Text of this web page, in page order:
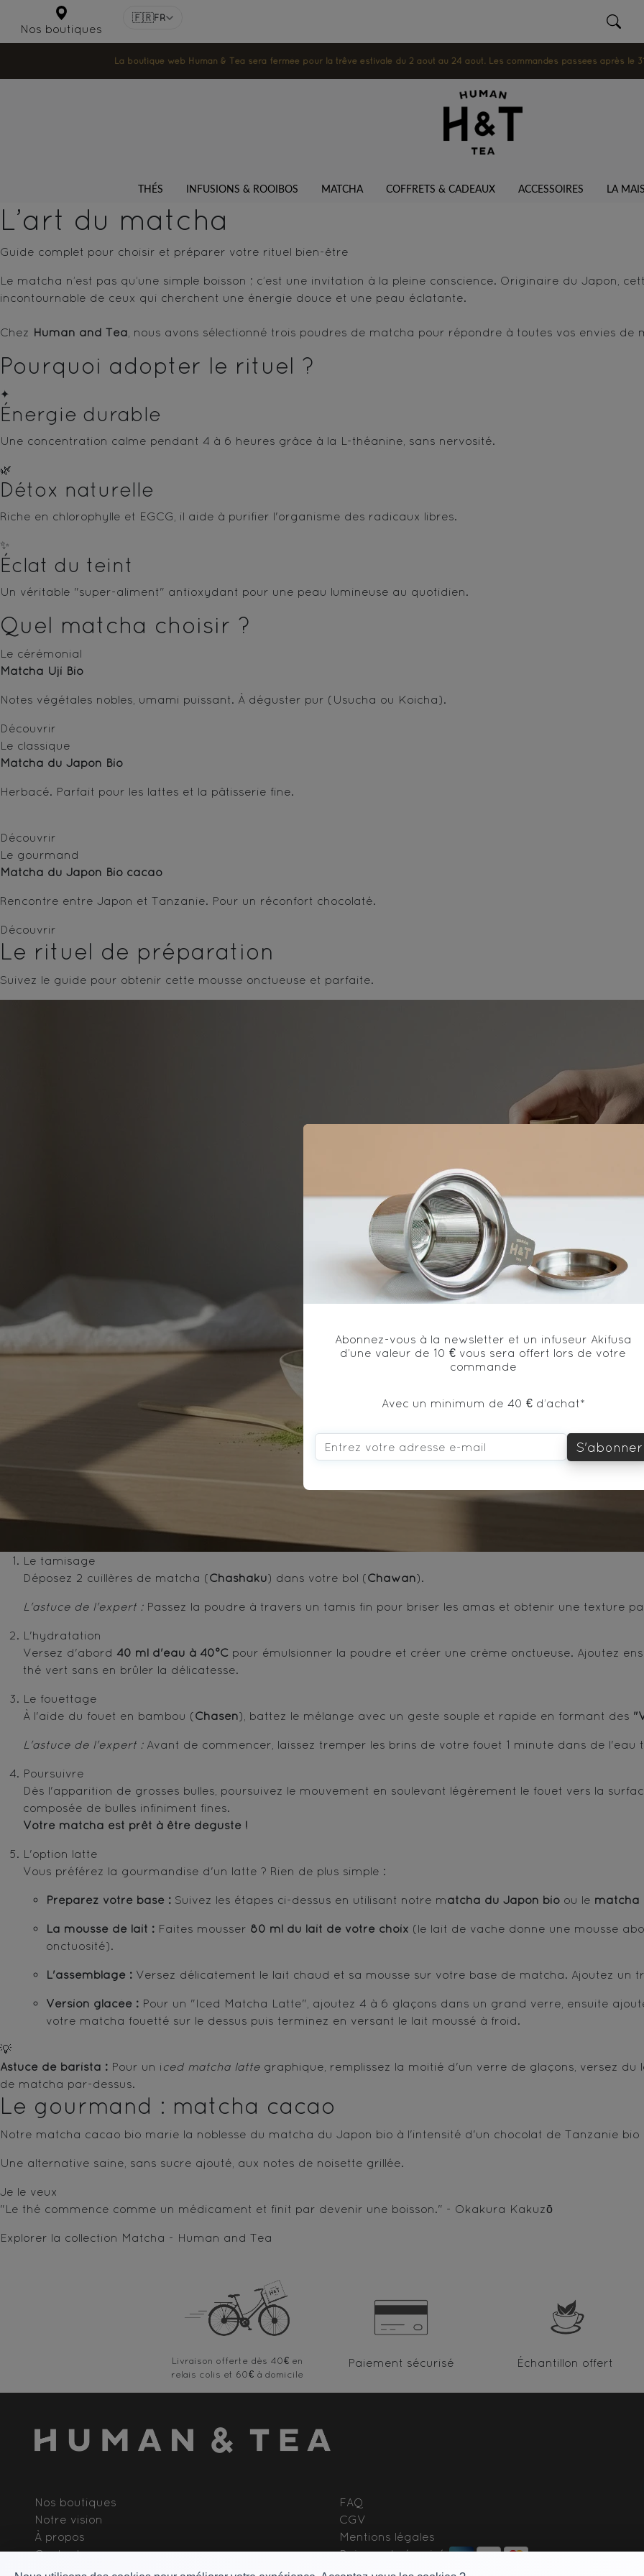
Nos boutiques
🇫🇷FR
La boutique web Human & Tea sera fermée pour la trêve estivale du 2 août au 24 août. Les commandes passées après le
THÉS INFUSIONS & ROOIBOS MATCHA COFFRETS & CADEAUX ACCESSOIRES LA
L’art du matcha
Guide complet pour choisir et préparer votre rituel bien-être
Le matcha n’est pas qu’une simple boisson ; c’est une invitation à la pleine conscience. Originaire du Japon,
incontournable de ceux qui cherchent une énergie douce et une peau éclatante.
Chez Human and Tea , nous avons sélectionné trois poudres de matcha pour répondre à toutes vos envies de
Pourquoi adopter le rituel ?
✦
Énergie durable
Une concentration calme pendant 4 à 6 heures grâce à la L-théanine, sans nervosité.
🌿
Détox naturelle
Riche en chlorophylle et EGCG, il aide à purifier l'organisme des radicaux libres.
✨
Éclat du teint
Un véritable "super-aliment" antioxydant pour une peau lumineuse au quotidien.
Quel matcha choisir ?
Le cérémonial
Matcha Uji Bio
Notes végétales nobles, umami puissant. À déguster pur (Usucha ou Koicha).
Découvrir
Le classique
Matcha du Japon Bio
Herbacé. Parfait pour les lattes et la pâtisserie fine.
Découvrir
Le gourmand
Matcha du Japon Bio cacao
Rencontre entre Japon et Tanzanie. Pour un réconfort chocolaté.
Découvrir
Le rituel de préparation
Suivez le guide pour obtenir cette mousse onctueuse et parfaite.
Le tamisage
Déposez 2 cuillères de matcha (Chashaku) dans votre bol (Chawan).
L'astuce de l'expert :Passez la poudre à travers un tamis fin pour briser les amas et obtenir une texture
L'hydratation
Versez d'abord 40 ml d'eau à 40°C pour émulsionner la poudre et créer une crème onctueuse. Ajoutez
thé vert sans en brûler la délicatesse.
Le fouettage
À l'aide du fouet en bambou (Chasen), battez le mélange avec un geste souple et rapide en formant des
L'astuce de l'expert :Avant de commencer, laissez tremper les brins de votre fouet 1 minute dans de l'eau
Poursuivre
Dès l'apparition de grosses bulles, poursuivez le mouvement en soulevant légèrement le fouet vers la
composée de bulles infiniment fines.
Votre matcha est prêt à être dégusté !
L'option latte
Vous préférez la gourmandise d'un latte ? Rien de plus simple :
Préparez votre base : Suivez les étapes ci-dessus en utilisant notre matcha du Japon bio ou le matcha
La mousse de lait : Faites mousser 80 ml du lait de votre choix (le lait de vache donne une mousse
onctuosité).
L'assemblage : Versez délicatement le lait chaud et sa mousse sur votre base de matcha. Ajoutez un
Version glacée : Pour un "Iced Matcha Latte", ajoutez 4 à 6 glaçons dans un grand verre, ensuite
votre matcha fouetté sur le dessus puis terminez en versant le lait moussé à froid.
💡
Astuce de barista : Pour un i ced matcha latte graphique, remplissez la moitié d'un verre de glaçons, versez
de matcha par-dessus.
Le gourmand : matcha cacao
Notre matcha cacao bio marie la noblesse du matcha du Japon bio à l'intensité d'un chocolat de Tanzanie bio
Une alternative saine, sans sucre ajouté, aux notes de noisette grillée.
Je le veux
"Le thé commence comme un médicament et finit par devenir une boisson." - Okakura Kakuzō
Explorer la collection Matcha - Human and Tea
Abonnez-vous à la newsletter et un infuseur Akifusa
d’une valeur de 10 € vous sera offert lors de votre
commande
Avec un minimum de 40 € d’achat*
S'abonner
Livraison offerte Paiement sécurisé Échantillon offert
Nos boutiques
Notre vision
À propos
Contact
Rejoindre l'équipe
FAQ
CGV
Mentions légales
Paiement sécurisé